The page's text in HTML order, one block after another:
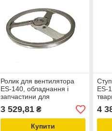
Ролик для вентилятора
ES-140, обладнання і
запчастини для
птахівництва, системи
мікроклімату в
тваринництві
3 529,81₴
Купити
ES-
4